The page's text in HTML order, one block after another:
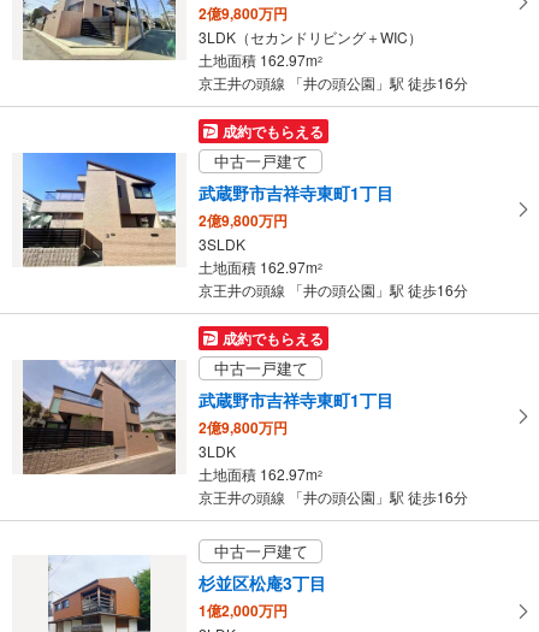
2億9,800万円
3LDK（セカンドリビング＋WIC）
土地面積 162.97m2
京王井の頭線 「井の頭公園」駅 徒歩16分
成約でもらえる
中古一戸建て
武蔵野市吉祥寺東町1丁目
2億9,800万円
3SLDK
土地面積 162.97m2
京王井の頭線 「井の頭公園」駅 徒歩16分
成約でもらえる
中古一戸建て
武蔵野市吉祥寺東町1丁目
2億9,800万円
3LDK
土地面積 162.97m2
京王井の頭線 「井の頭公園」駅 徒歩16分
中古一戸建て
杉並区松庵3丁目
1億2,000万円